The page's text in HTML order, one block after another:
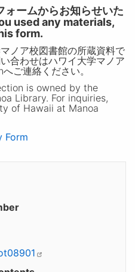
ォームからお知らせいた
used any materials,
form.
ノア校図書館の所蔵資料で
合わせはハワイ大学マノア
ご連絡ください。
is owned by the
Library. For inquiries,
of Hawaii at Manoa
Form